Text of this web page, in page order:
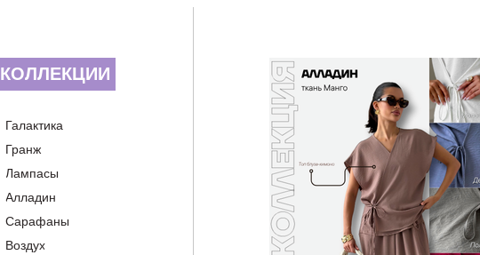
Лампасы
Алладин
Сарафаны
Воздух
Галактика
Гранж
КОЛЛЕКЦИИ